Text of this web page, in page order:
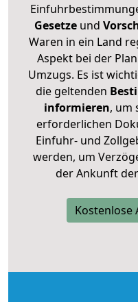
Gesetzeund
Waren in ein Land
Aspekt bei der
Umzugs. Es ist
die geltenden
informieren, um
erforderlichen
Einfuhr- und
werden, um
der Ankunft
Kostenlose